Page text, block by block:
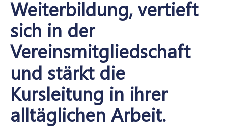
Weiterbildung, vertieft
sich in der
Vereinsmitgliedschaft
und stärkt die
Kursleitung in ihrer
alltäglichen Arbeit.